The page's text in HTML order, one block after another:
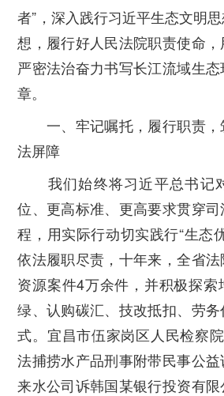
者”，深入践行习近平生态文明
想，履行好人民法院职责使命
严密法治奋力书写长江流域生
章。
一、牢记嘱托，履行职责
法屏障
我们始终将习近平总书记
位、更高标准、更高要求贯穿
程，用实际行动切实践行“生态
依法履职尽责，十年来，全省
资源案件4万余件，并积极探索
绿、认购碳汇、技改抵扣、劳
式。宜昌市伍家岗区人民检察
法捕捞水产品刑事附带民事公
来水公司诉韩国某银行投资有